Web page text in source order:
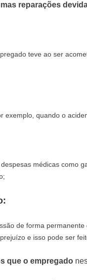
reparações
teve ao ser
quando o
médicas como
de forma
e isso pode ser
que o empregado